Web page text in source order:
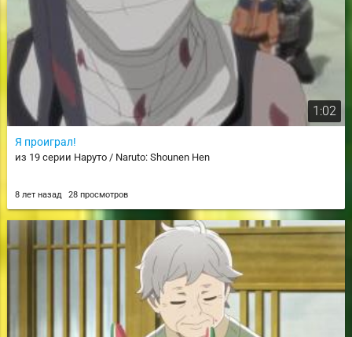
1:02
Я проиграл!
из 19 серии Наруто / Naruto: Shounen Hen
8 лет назад 28 просмотров